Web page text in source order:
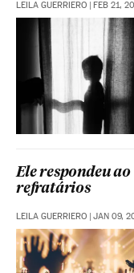
LEILA GUERRIERO FEB 21,
Ele respondeu
refratários
LEILA GUERRIERO JAN 09,